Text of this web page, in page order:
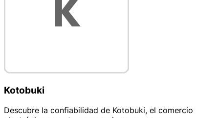
Kotobuki
Descubre la confiabilidad de Kotobuki, el comercio